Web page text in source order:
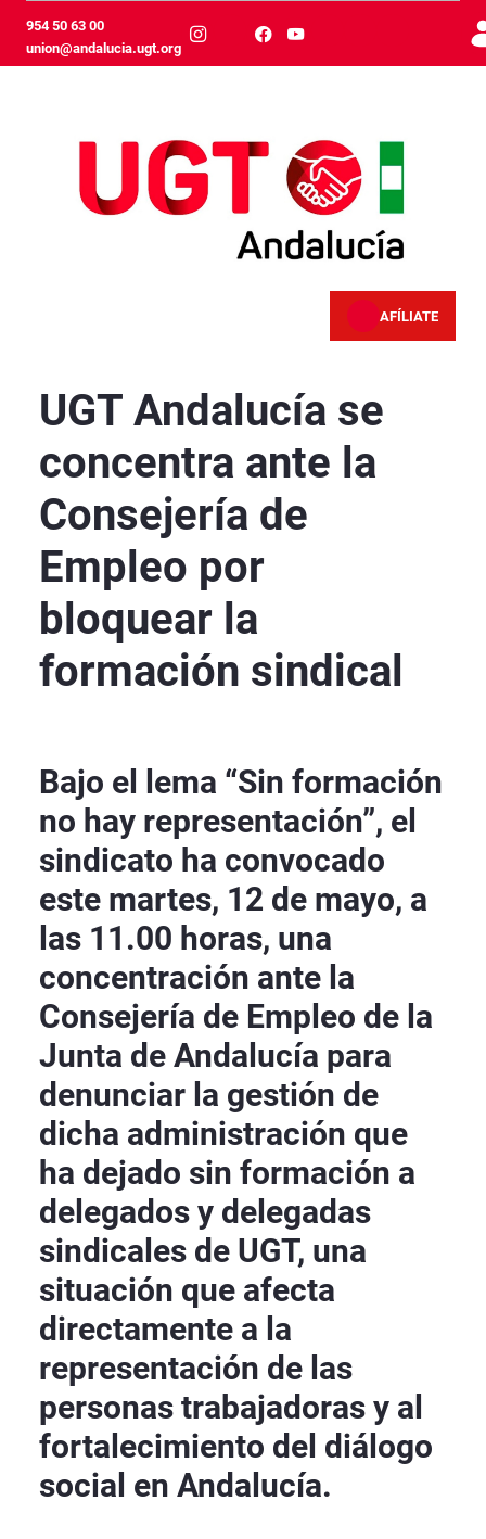
Skip to Main Content
954 50 63 00
union@andalucia.ugt.org
AFÍLIATE
UGT Andalucía se
concentra ante la
Consejería de
Empleo por
bloquear la
formación sindical
Bajo el lema “Sin formación
no hay representación”, el
sindicato ha convocado
este martes, 12 de mayo, a
las 11.00 horas, una
concentración ante la
Consejería de Empleo de la
Junta de Andalucía para
denunciar la gestión de
dicha administración que
ha dejado sin formación a
delegados y delegadas
sindicales de UGT, una
situación que afecta
directamente a la
representación de las
personas trabajadoras y al
fortalecimiento del diálogo
social en Andalucía.